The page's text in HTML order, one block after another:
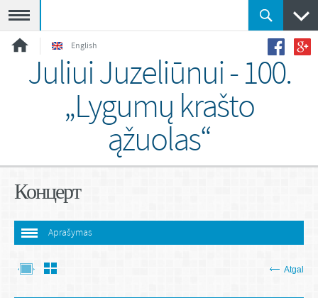
English
Juliui Juzeliūnui - 100.
„Lygumų krašto
ąžuolas“
Концерт
Aprašymas
Atgal